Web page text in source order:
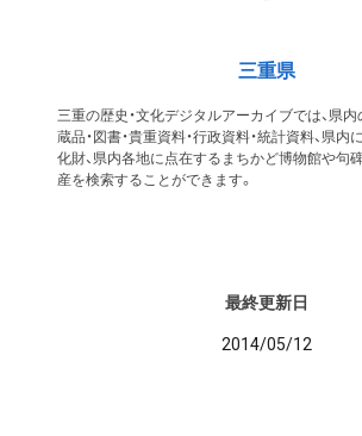
三重県
三重の歴史・文化デジタルアーカイブでは、県
蔵品・図書・貴重資料・行政資料・統計資料、県内
化財、県内各地に点在するまちかど博物館や句
産を検索することができます。
最終更新日
2014/05/12